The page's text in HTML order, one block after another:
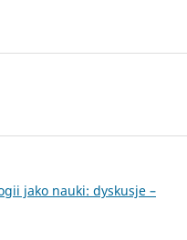
jako nauki: dyskusje –